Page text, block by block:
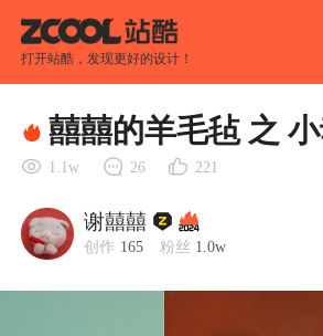
打开站酷，发现更好的设计！
囍囍的羊毛毡 之
1.1w 26 221
谢囍囍
创作 165 粉丝 1.0w